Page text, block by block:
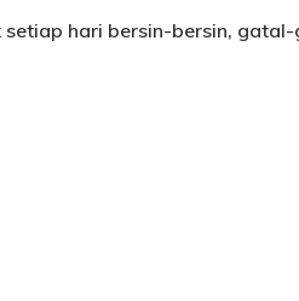
setiap hari bersin-bersin,